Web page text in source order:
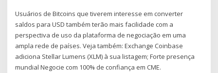
Usuários de Bitcoins que tiverem interesse em converter
saldos para USD também terão mais facilidade com a
perspectiva de uso da plataforma de negociação em uma
ampla rede de países. Veja também: Exchange Coinbase
adiciona Stellar Lumens (XLM) à sua listagem; Forte presença
mundial Negocie com 100% de confiança em CME.